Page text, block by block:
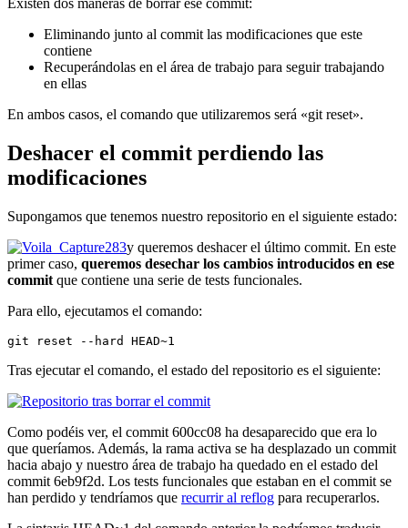
Existen dos maneras de borrar ese commit:
Eliminando junto al commit las modificaciones que este
contiene
Recuperándolas en el área de trabajo para seguir trabajando
en ellas
En ambos casos, el comando que utilizaremos será «git reset».
Deshacer el commit perdiendo las
modificaciones
Supongamos que tenemos nuestro repositorio en el siguiente estado:
y queremos deshacer el último commit. En este
primer caso, queremos desechar los cambios introducidos en ese
commit que contiene una serie de tests funcionales.
Para ello, ejecutamos el comando:
git reset --hard HEAD~1
Tras ejecutar el comando, el estado del repositorio es el siguiente:
Como podéis ver, el commit 600cc08 ha desaparecido que era lo
que queríamos. Además, la rama activa se ha desplazado un commit
hacia abajo y nuestro área de trabajo ha quedado en el estado del
commit 6eb9f2d. Los tests funcionales que estaban en el commit se
han perdido y tendríamos que recurrir al reflog para recuperarlos.